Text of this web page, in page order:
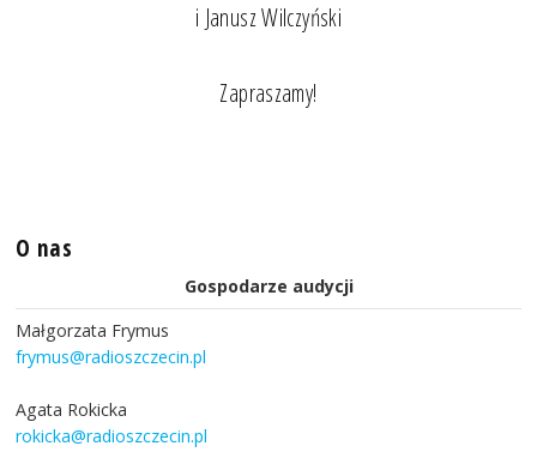
i Janusz Wilczyński
Zapraszamy!
O nas
Gospodarze audycji
Małgorzata Frymus
frymus@radioszczecin.pl
Agata Rokicka
rokicka@radioszczecin.pl